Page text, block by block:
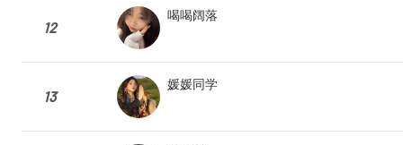
12
喝喝阔落
13
媛媛同学